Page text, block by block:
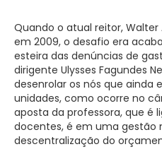
Quando o atual reitor,
em 2009, o desafio era
esteira das denúncias de
dirigente Ulysses Fagundes
desenrolar os nós que
unidades, como ocorre no
aposta da professora, que é
docentes, é em uma gestão
descentralização do